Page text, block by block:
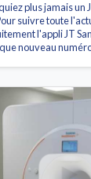
plus jamais un
suivre toute
l'appli JT
nouveau